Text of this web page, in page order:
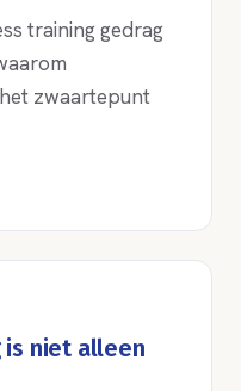
training gedrag
zwaartepunt
is niet alleen